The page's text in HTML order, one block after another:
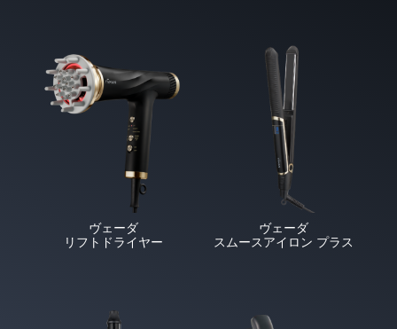
ヴェーダ
リフトドライヤー
ヴェーダ
スムースアイロン プラス